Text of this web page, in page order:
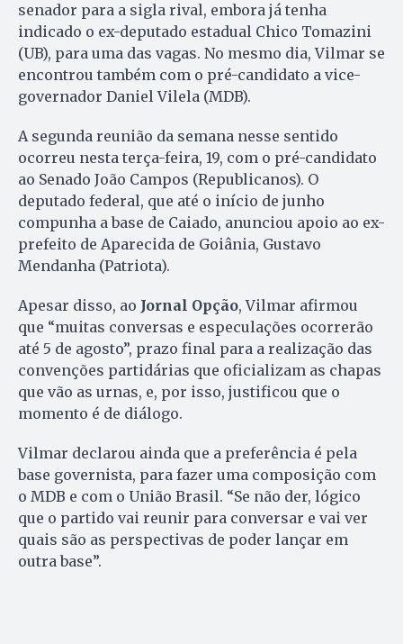
senador para a sigla rival, embora já tenha
indicado o ex-deputado estadual Chico Tomazini
(UB), para uma das vagas. No mesmo dia, Vilmar se
encontrou também com o pré-candidato a vice-
governador Daniel Vilela (MDB).
A segunda reunião da semana nesse sentido
ocorreu nesta terça-feira, 19, com o pré-candidato
ao Senado João Campos (Republicanos). O
deputado federal, que até o início de junho
compunha a base de Caiado, anunciou apoio ao ex-
prefeito de Aparecida de Goiânia, Gustavo
Mendanha (Patriota).
Apesar disso, ao Jornal Opção, Vilmar afirmou
que “muitas conversas e especulações ocorrerão
até 5 de agosto”, prazo final para a realização das
convenções partidárias que oficializam as chapas
que vão as urnas, e, por isso, justificou que o
momento é de diálogo.
Vilmar declarou ainda que a preferência é pela
base governista, para fazer uma composição com
o MDB e com o União Brasil. “Se não der, lógico
que o partido vai reunir para conversar e vai ver
quais são as perspectivas de poder lançar em
outra base”.